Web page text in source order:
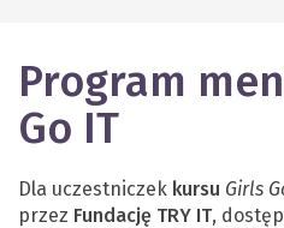
Program
Go IT
Dla uczestniczek kursu Girls
przez Fundację TRY IT,